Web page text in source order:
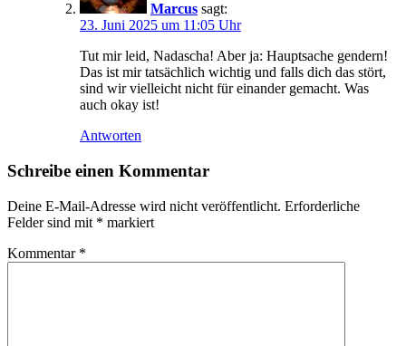
Marcus sagt:
23. Juni 2025 um 11:05 Uhr
Tut mir leid, Nadascha! Aber ja: Hauptsache gendern!
Das ist mir tatsächlich wichtig und falls dich das stört,
sind wir vielleicht nicht für einander gemacht. Was
auch okay ist!
Antworten
Schreibe einen Kommentar
Deine E-Mail-Adresse wird nicht veröffentlicht. Erforderliche
Felder sind mit * markiert
Kommentar *